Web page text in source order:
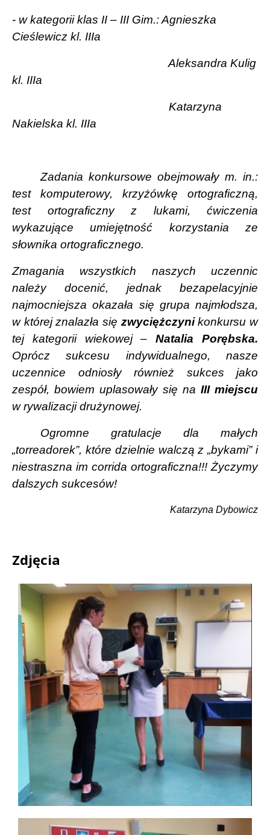
- w kategorii klas II – III Gim.: Agnieszka
Cieślewicz kl. IIIa
Aleksandra Kulig
kl. IIIa
Katarzyna
Nakielska kl. IIIa
Zadania konkursowe obejmowały m. in.:
test komputerowy, krzyżówkę ortograficzną,
test ortograficzny z lukami, ćwiczenia
wykazujące umiejętność korzystania ze
słownika ortograficznego.
Zmagania wszystkich naszych uczennic
należy docenić, jednak bezapelacyjnie
najmocniejsza okazała się grupa najmłodsza,
w której znalazła się zwyciężczynikonkursu w
tej kategorii wiekowej –Natalia Porębska.
Oprócz sukcesu indywidualnego, nasze
uczennice odniosły również sukces jako
zespół, bowiem uplasowały się na III miejscu
w rywalizacji drużynowej.
Ogromne gratulacje dla małych
„torreadorek”, które dzielnie walczą z „bykami” i
niestraszna im corrida ortograficzna!!! Życzymy
dalszych sukcesów!
Katarzyna Dybowicz
Zdjęcia